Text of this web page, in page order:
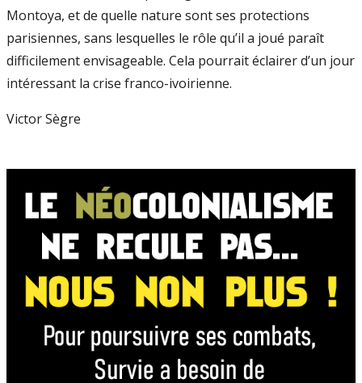
Montoya, et de quelle nature sont ses protections
parisiennes, sans lesquelles le rôle qu’il a joué paraît
difficilement envisageable. Cela pourrait éclairer d’un jour
intéressant la crise franco-ivoirienne.
Victor Sègre